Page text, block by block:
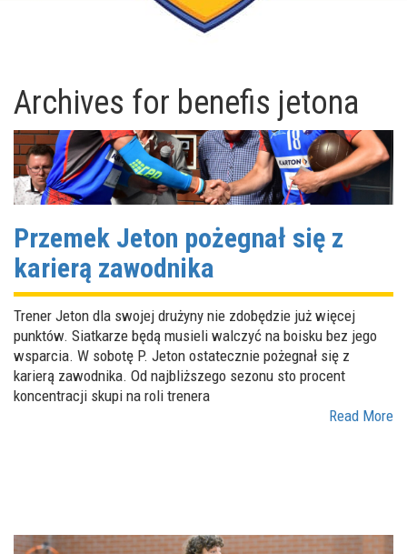
Archives for benefis jetona
Przemek Jeton pożegnał się z
karierą zawodnika
Trener Jeton dla swojej drużyny nie zdobędzie już więcej
punktów. Siatkarze będą musieli walczyć na boisku bez jego
wsparcia. W sobotę P. Jeton ostatecznie pożegnał się z
karierą zawodnika. Od najbliższego sezonu sto procent
koncentracji skupi na roli trenera
Read More